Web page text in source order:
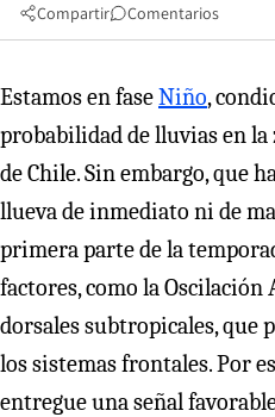
Compartir Comentarios
Estamos en faseNiño,
probabilidad de lluvias en
de Chile. Sin embargo, que
llueva de inmediato ni de
primera parte de la
factores, como la
dorsales subtropicales, que
los sistemas frontales. Por
entregue una señal